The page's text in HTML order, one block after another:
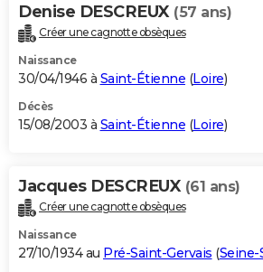
Denise DESCREUX (57 ans)
Créer une cagnotte obsèques
Naissance
30/04/1946 à Saint-Étienne (Loire)
Décès
15/08/2003 à Saint-Étienne (Loire)
Jacques DESCREUX (61 ans)
Créer une cagnotte obsèques
Naissance
27/10/1934 au Pré-Saint-Gervais (Seine-